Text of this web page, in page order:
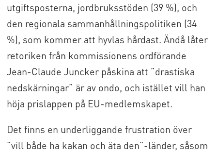
utgiftsposterna, jordbruksstöden (39 %), och
den regionala sammanhållningspolitiken (34
%), som kommer att hyvlas hårdast. Ändå låter
retoriken från kommissionens ordförande
Jean-Claude Juncker påskina att ”drastiska
nedskärningar” är av ondo, och istället vill han
höja prislappen på EU-medlemskapet.
Det finns en underliggande frustration över
”vill både ha kakan och äta den”-länder, såsom